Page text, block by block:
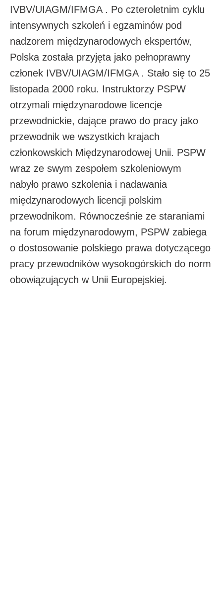
IVBV/UIAGM/IFMGA . Po czteroletnim cyklu
intensywnych szkoleń i egzaminów pod
nadzorem międzynarodowych ekspertów,
Polska została przyjęta jako pełnoprawny
członek IVBV/UIAGM/IFMGA . Stało się to 25
listopada 2000 roku. Instruktorzy PSPW
otrzymali międzynarodowe licencje
przewodnickie, dające prawo do pracy jako
przewodnik we wszystkich krajach
członkowskich Międzynarodowej Unii. PSPW
wraz ze swym zespołem szkoleniowym
nabyło prawo szkolenia i nadawania
międzynarodowych licencji polskim
przewodnikom. Równocześnie ze staraniami
na forum międzynarodowym, PSPW zabiega
o dostosowanie polskiego prawa dotyczącego
pracy przewodników wysokogórskich do norm
obowiązujących w Unii Europejskiej.